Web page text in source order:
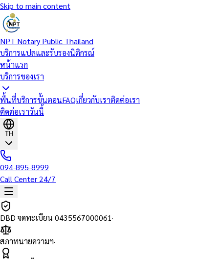
Skip to main content
NPT Notary Public Thailand
บริการแปลและรับรองนิติกรณ์
หน้าแรก
บริการของเรา
พื้นที่บริการขั้นตอนFAQเกี่ยวกับเราติดต่อเรา
ติดต่อเราวันนี้
TH
094-895-8999
Call Center 24/7
DBD จดทะเบียน 0435567000061·
สภาทนายความฯ·